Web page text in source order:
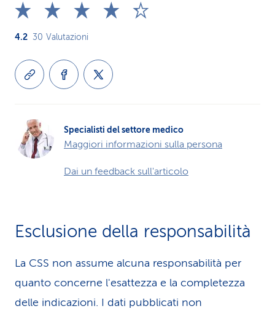
4.2 30 Valutazioni
Specialisti del settore medico
Maggiori informazioni sulla persona
Dai un feedback sull'articolo
Esclusione della responsabilità
La CSS non assume alcuna re­spons­abilità per
quanto concerne l'esattezza e la completezza
delle indicazioni. I dati pubblicati non